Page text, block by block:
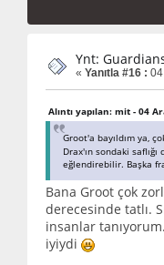
Ynt:
« Yanıtla #16 :
Alıntı yapılan: mit - 04
Groot'a bayıldım ya,
Drax'ın sondaki saflığı
eğlendirebilir. Başka
Bana Groot çok
derecesinde tatlı.
insanlar
iyiydi